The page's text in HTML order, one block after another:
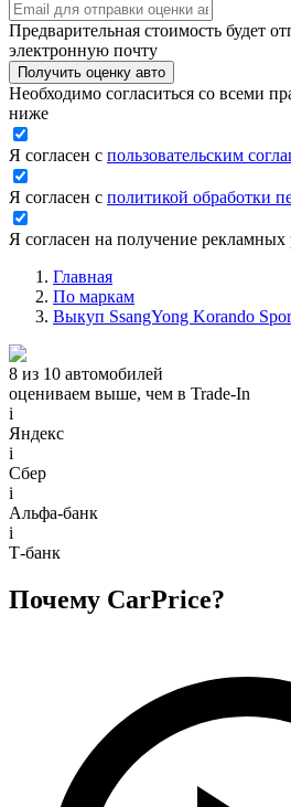
Предварительная стоимость будет
электронную почту
Получить оценку авто
Необходимо согласиться со всеми
ниже
Я согласен с пользовательским
Я согласен с политикой обработки
Я согласен на получение
Главная
По маркам
Выкуп SsangYong Korando
8 из 10 автомобилей
оцениваем выше, чем в Trade‑In
i
Яндекс
i
Сбер
i
Альфа-банк
i
Т-банк
Почему CarPrice?